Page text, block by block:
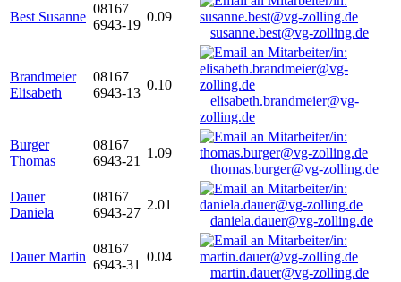
Best Susanne
08167
6943-19
0.09
susanne.best@vg-zolling.de
Brandmeier
Elisabeth
08167
6943-13
0.10
elisabeth.brandmeier@vg-
zolling.de
Burger
Thomas
08167
6943-21
1.09
thomas.burger@vg-zolling.de
Dauer
Daniela
08167
6943-27
2.01
daniela.dauer@vg-zolling.de
Dauer Martin
08167
6943-31
0.04
martin.dauer@vg-zolling.de